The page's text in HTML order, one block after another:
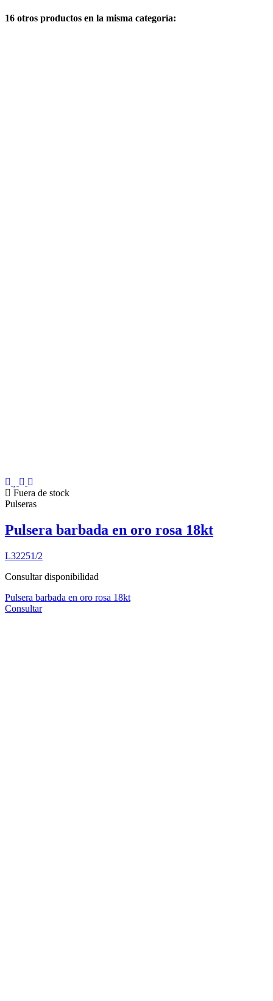
16 otros productos en la misma categoría:
Fuera de stock
Pulseras
Pulsera barbada en oro rosa 18kt
L32251/2
Consultar disponibilidad
Pulsera barbada en oro rosa 18kt
Consultar